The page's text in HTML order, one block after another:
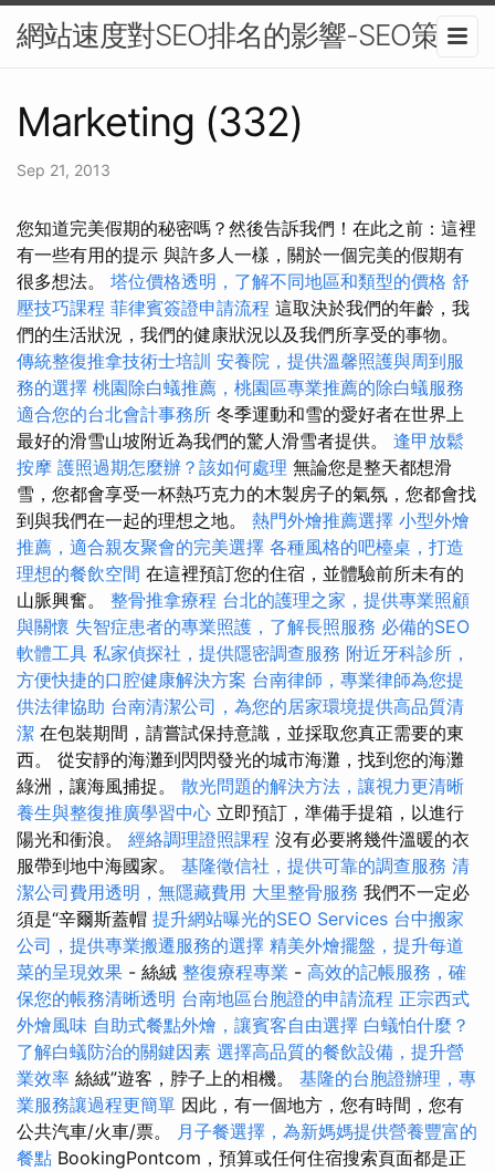
網站速度對SEO排名的影響-SEO策略
Marketing (332)
Sep 21, 2013
您知道完美假期的秘密嗎？然後告訴我們！在此之前：這裡
有一些有用的提示 與許多人一樣，關於一個完美的假期有
很多想法。 塔位價格透明，了解不同地區和類型的價格 舒
壓技巧課程 菲律賓簽證申請流程 這取決於我們的年齡，我
們的生活狀況，我們的健康狀況以及我們所享受的事物。
傳統整復推拿技術士培訓 安養院，提供溫馨照護與周到服
務的選擇 桃園除白蟻推薦，桃園區專業推薦的除白蟻服務
適合您的台北會計事務所 冬季運動和雪的愛好者在世界上
最好的滑雪山坡附近為我們的驚人滑雪者提供。 逢甲放鬆
按摩 護照過期怎麼辦？該如何處理 無論您是整天都想滑
雪，您都會享受一杯熱巧克力的木製房子的氣氛，您都會找
到與我們在一起的理想之地。 熱門外燴推薦選擇 小型外燴
推薦，適合親友聚會的完美選擇 各種風格的吧檯桌，打造
理想的餐飲空間 在這裡預訂您的住宿，並體驗前所未有的
山脈興奮。 整骨推拿療程 台北的護理之家，提供專業照顧
與關懷 失智症患者的專業照護，了解長照服務 必備的SEO
軟體工具 私家偵探社，提供隱密調查服務 附近牙科診所，
方便快捷的口腔健康解決方案 台南律師，專業律師為您提
供法律協助 台南清潔公司，為您的居家環境提供高品質清
潔 在包裝期間，請嘗試保持意識，並採取您真正需要的東
西。 從安靜的海灘到閃閃發光的城市海灘，找到您的海灘
綠洲，讓海風捕捉。 散光問題的解決方法，讓視力更清晰
養生與整復推廣學習中心 立即預訂，準備手提箱，以進行
陽光和衝浪。 經絡調理證照課程 沒有必要將幾件溫暖的衣
服帶到地中海國家。 基隆徵信社，提供可靠的調查服務 清
潔公司費用透明，無隱藏費用 大里整骨服務 我們不一定必
須是“辛爾斯蓋帽 提升網站曝光的SEO Services 台中搬家
公司，提供專業搬遷服務的選擇 精美外燴擺盤，提升每道
菜的呈現效果 - 絲絨 整復療程專業 - 高效的記帳服務，確
保您的帳務清晰透明 台南地區台胞證的申請流程 正宗西式
外燴風味 自助式餐點外燴，讓賓客自由選擇 白蟻怕什麼？
了解白蟻防治的關鍵因素 選擇高品質的餐飲設備，提升營
業效率 絲絨”遊客，脖子上的相機。 基隆的台胞證辦理，專
業服務讓過程更簡單 因此，有一個地方，您有時間，您有
公共汽車/火車/票。
月子餐選擇，為新媽媽提供營養豐富的
餐點 BookingPontcom，預算或任何住宿搜索頁面都是正